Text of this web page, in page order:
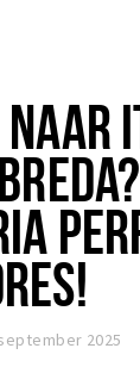
NAAR
2025